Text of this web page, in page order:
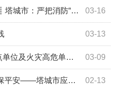
03-16
防“质量关” 守好安全“防火线”
03-13
03-09
危单位的通告（2026年）
02-13
头开展兵地联合灭火救援技能培训